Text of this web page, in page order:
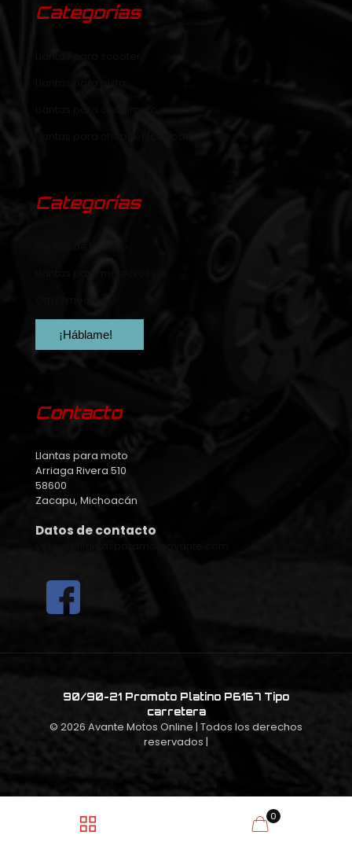
Categorías
Categorías
¡Háblame!
Contacto
Llantas para moto
Arriaga Rivera 510
58600
Zacapu, Michoacán
Datos de contacto
90/90-21 Promoto Platino P6167 Tipo
carretera
© 2026 Avante Motos Online | Todos los derechos
reservados |
0